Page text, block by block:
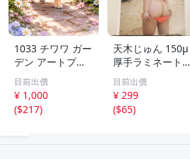
1033 チワワ ガー
デン アートプリ
ント 2L判 水彩画
風 犬 フラワー イ
ンテリア
目前出價
¥ 1,000
($217)
天木じゅん 150μ
厚手ラミネート加
工 6ページ 写真
集 SSS グラビア
切り抜き まとめ
て発送承ります。
目前出價
¥ 299
($65)